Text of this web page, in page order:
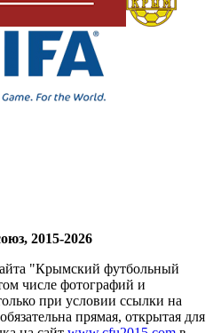
2015-2026
"Крымский футбольный
числе фотографий и
при условии ссылки на
прямая, открытая для